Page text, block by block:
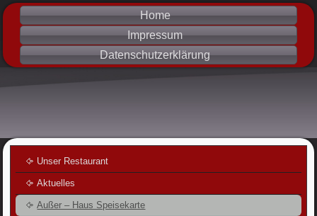
Home
Impressum
Datenschutzerklärung
Unser Restaurant
Aktuelles
Außer – Haus Speisekarte